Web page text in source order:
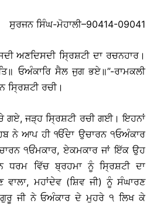
ਸੁਰਜਨ ਸਿੰਘ-ਮੋਹਾਲੀ–90414-09041
ਅਣਦਿਸਦੀ ਸ੍ਰਿਸ਼ਟੀ ਦਾ ਰਚਨਹਾਰ।
ਓਅੰਕਾਰਿ ਸੈਲ ਜੁਗ ਭਏ॥”-ਰਾਮਕਲੀ
ਰਚੀ।
ਗਏ, ਜੜ੍ਹ ਸ੍ਰਿਸ਼ਟੀ ਰਚੀ ਗਈ। ਇਹਨਾਂ
ਨੇ ਆਪ ਹੀ ੴਦਾ ਉਚਾਰਨ ੧ਓਅੰਕਾਰ
੧ਓਂਮਕਾਰ, ਏਕਮਕਾਰ ਜਾਂ ਇੱਕ ਉਹ
ਧਰਮ ਵਿੱਚ ਬ੍ਰਹਮਾ ਨੂੰ ਸ੍ਰਿਸ਼ਟੀ ਦਾ
ਵਾਲਾ, ਮਹਾਂਦੇਵ (ਸ਼ਿਵ ਜੀ) ਨੂੰ ਸੰਘਾਰਣ
ਜੀ ਨੇ ਓਅੰਕਾਰ ਦੇ ਮੁਹਰੇ ੧ ਲਿਖ ਕੇ